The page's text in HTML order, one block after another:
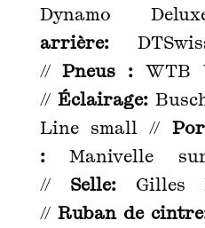
Dynamo
arrière:
// Pneus : WTB
// Éclairage:
Line small //
:
Manivelle
//
Selle:
Gilles
// Ruban de